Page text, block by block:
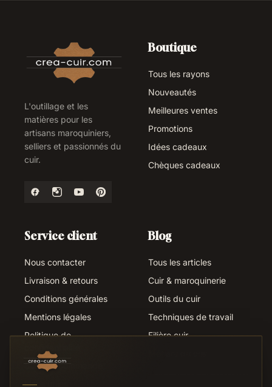
L'outillage et les
matières pour les
artisans maroquiniers,
selliers et passionnés du
cuir.
Boutique
Tous les rayons
Nouveautés
Meilleures ventes
Promotions
Idées cadeaux
Chèques cadeaux
Service client
Nous contacter
Livraison & retours
Conditions générales
Mentions légales
Politique de
Suivi de commande
Liens utiles
Blog
Tous les articles
Cuir & maroquinerie
Outils du cuir
Techniques de travail
Filière cuir